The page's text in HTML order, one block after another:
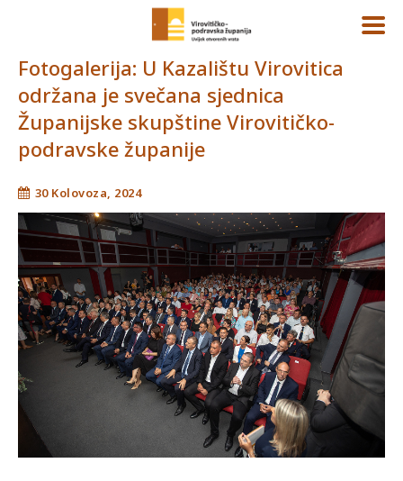
Fotogalerija: U Kazalištu Virovitica
održana je svečana sjednica
Županijske skupštine Virovitičko-
podravske županije
30 Kolovoza, 2024